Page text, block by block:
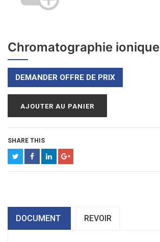
Chromatographie ionique
DEMANDER OFFRE DE PRIX
AJOUTER AU PANIER
SHARE THIS
DOCUMENT REVOIR